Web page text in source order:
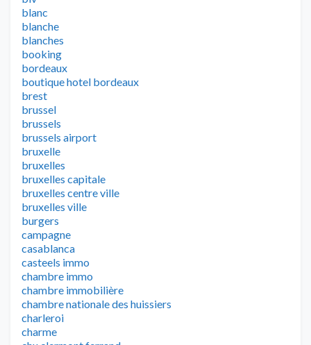
blanc
blanche
blanches
booking
bordeaux
boutique hotel bordeaux
brest
brussel
brussels
brussels airport
bruxelle
bruxelles
bruxelles capitale
bruxelles centre ville
bruxelles ville
burgers
campagne
casablanca
casteels immo
chambre immo
chambre immobilière
chambre nationale des huissiers
charleroi
charme